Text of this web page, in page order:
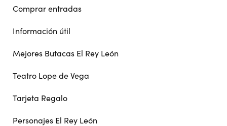
Comprar entradas
Información útil
Mejores Butacas El Rey León
Teatro Lope de Vega
Tarjeta Regalo
Personajes El Rey León